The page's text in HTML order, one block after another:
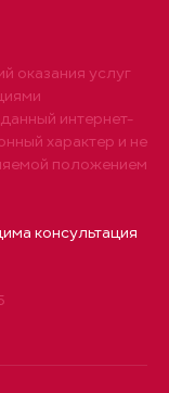
оказания услуг
интернет-
характер и не
положением
консультация